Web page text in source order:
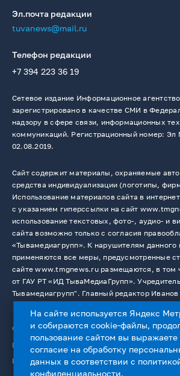
Эл.почта редакции
tuvanews@mail.ru
Телефон редакции
+7 394 223 36 19
Сетевое издание Информационное
зарегистрировано в качестве СМИ в
надзору в сфере связи, информационных
коммуникаций. Регистрационный номер: Эл
02.08.2019.
Сайт содержит материалы, охраняемые
средства индивидуализации (логотипы,
Использование материалов сайта в
с указанием гиперссылки на сайт
использование текстовых, фото-, аудио- и
сайта возможно только с согласия
«Тывамедиагрупп». К нарушителям данного
применяются все меры, предусмотренные
сайте www.tmgnews.ru размещаются, в том
от ГАУ РТ «ИД ТываМедиаГрупп».
Тывамедиагрупп". Главный редактор
© 2026. Все права защищены.
12+
Пользовательское соглашение
Использование cookie-файлов
На сайте используется Яндекс
и собираются cookie-файлы,
пользование сайтом вы выражаете
согласие наобработку
данных в соответствии с
конфиденциальности.